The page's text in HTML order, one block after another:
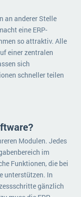
an anderer Stelle
eine ERP-
so attraktiv. Alle
einer zentralen
sich
schneller teilen
Modulen. Jedes
im
Funktionen, die bei
unterstützen. In
gänzlich